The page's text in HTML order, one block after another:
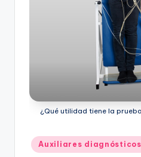
¿Qué utilidad tiene la
Publicado
en
Auxiliares diagnósticos